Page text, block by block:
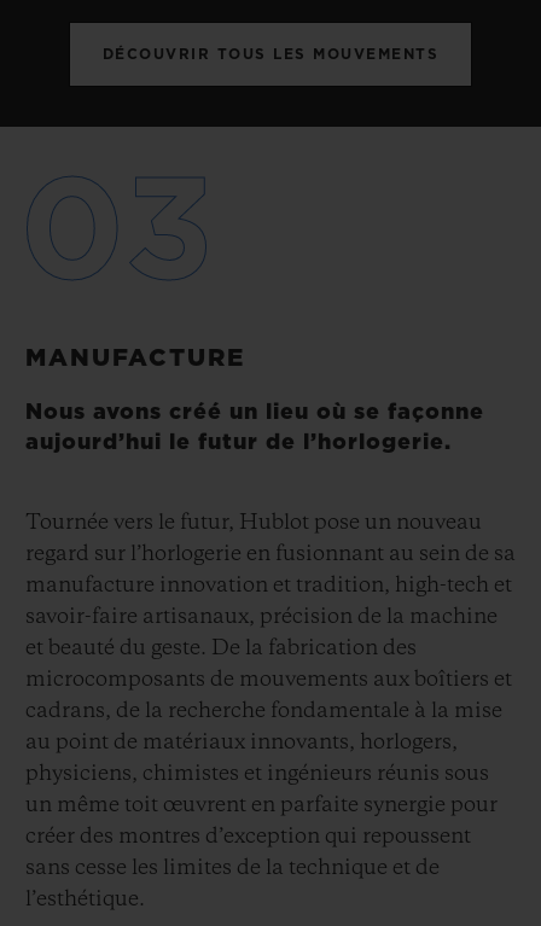
DÉCOUVRIR TOUS LES MOUVEMENTS
03
MANUFACTURE
Nous avons créé un lieu où se façonne
aujourd’hui le futur de l’horlogerie.
Tournée vers le futur, Hublot pose un nouveau
regard sur l’horlogerie en fusionnant au sein de sa
manufacture innovation et tradition, high-tech et
savoir-faire artisanaux, précision de la machine
et beauté du geste. De la fabrication des
microcomposants de mouvements aux boîtiers et
cadrans, de la recherche fondamentale à la mise
au point de matériaux innovants, horlogers,
physiciens, chimistes et ingénieurs réunis sous
un même toit œuvrent en parfaite synergie pour
créer des montres d’exception qui repoussent
sans cesse les limites de la technique et de
l’esthétique.